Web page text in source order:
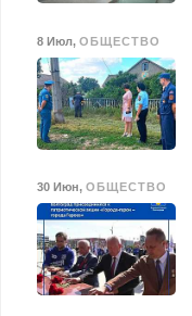
8 Июл, ОБЩЕСТВО
30 Июн, ОБЩЕСТВО